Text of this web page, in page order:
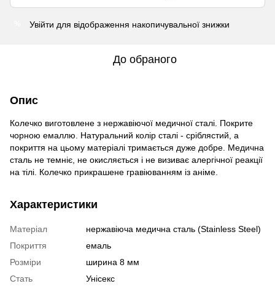
Увійти для відображення накопичувальної знижки
До обраного
Опис
Колечко виготовлене з нержавіючої медичної сталі. Покрите
чорною емаллю. Натуральний колір сталі - сріблястий, а
покриття на цьому матеріалі тримається дуже добре. Медична
сталь не темніє, не окисляється і не визиває алергічної реакції
на тілі. Колечко прикрашене гравіюванням із аніме.
Характеристики
Матеріал
нержавіюча медична сталь (Stainless Steel)
Покриття
емаль
Розміри
ширина 8 мм
Стать
Унісекс